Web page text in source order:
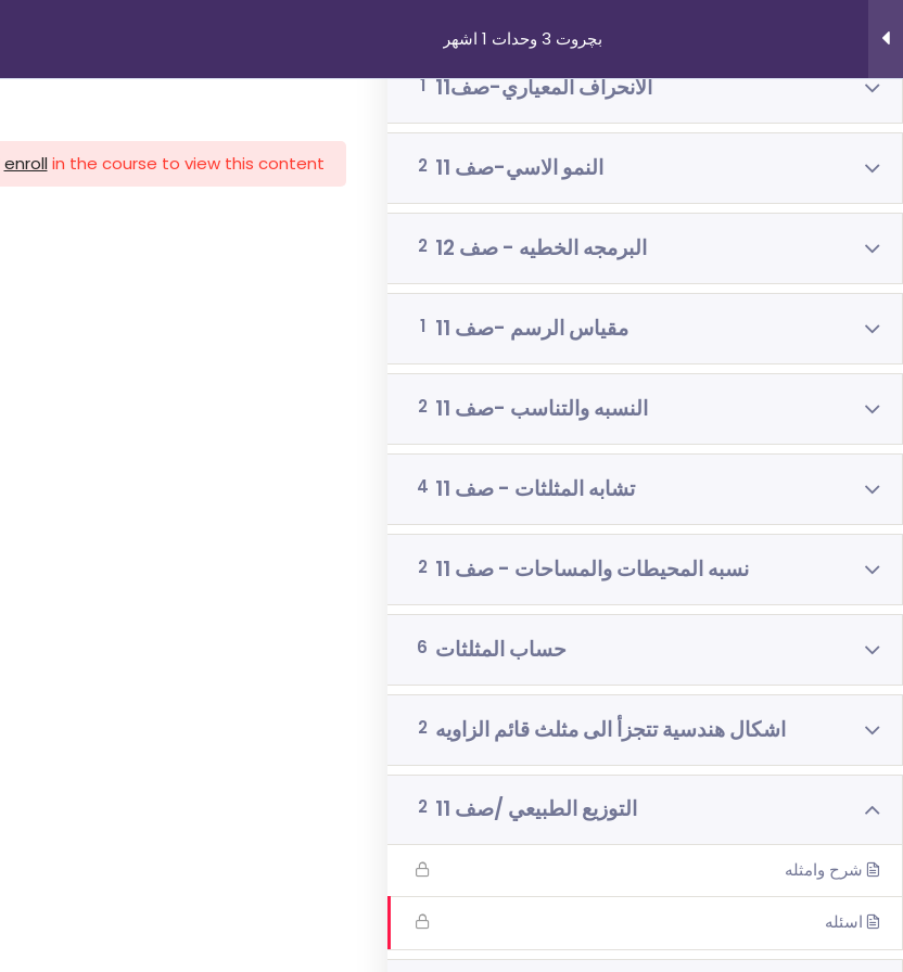
بچروت 3 وحدات 1 اشهر
الانحراف المعياري-صف11 1
النمو الاسي-صف 11 2
البرمجه الخطيه - صف 12 2
مقياس الرسم -صف 11 1
النسبه والتناسب -صف 11 2
تشابه المثلثات - صف 11 4
نسبه المحيطات والمساحات - صف 11 2
حساب المثلثات 6
اشكال هندسية تتجزأ الى مثلث قائم الزاويه 2
التوزيع الطبيعي /صف 11 2
شرح وامثله
اسئله
enrollin the course to view this content!
روابط مهمة
من نحن
_תנאי שימוש עברית
شروط الاستخدام
دوراتنا
بچروت 3 وحدات 1 اشهر
رياضيات 5 وحدات 3 اشهر
رياضيات 4 وحدات 3 اشهر
فيزياء 3 اشهر